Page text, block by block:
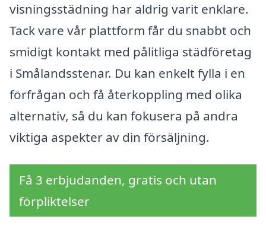
visningsstädning har aldrig varit enklare.
Tack vare vår plattform får du snabbt och
smidigt kontakt med pålitliga städföretag
i Smålandsstenar. Du kan enkelt fylla i en
förfrågan och få återkoppling med olika
alternativ, så du kan fokusera på andra
viktiga aspekter av din försäljning.
Få 3 erbjudanden, gratis och utan
förpliktelser